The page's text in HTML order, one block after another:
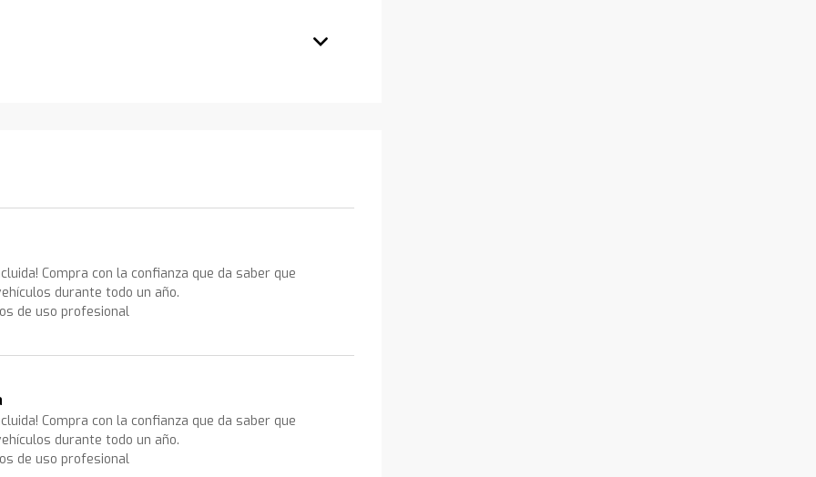
Compra con la confianza que da saber que
durante todo un año.
de uso profesional
Compra con la confianza que da saber que
durante todo un año.
de uso profesional